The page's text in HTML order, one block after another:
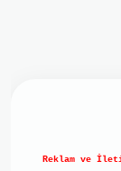
Reklam ve